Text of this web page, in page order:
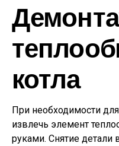
котла
При необходимости
извлечь элемент
руками. Снятие детали